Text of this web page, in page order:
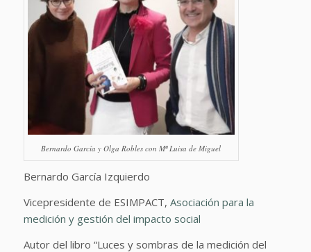
Bernardo García y Olga Robles con Mª Luisa de Miguel
Bernardo García Izquierdo
Vicepresidente de ESIMPACT, Asociación para la
medición y gestión del impacto social
Autor del libro “Luces y sombras de la medición del